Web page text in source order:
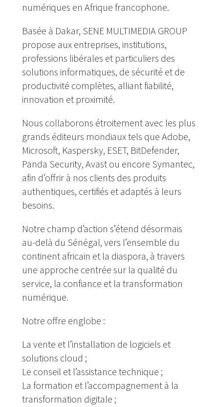
numériques en Afrique francophone.
Basée à Dakar, SENE MULTIMEDIA GROUP
propose aux entreprises, institutions,
professions libérales et particuliers des
solutions informatiques, de sécurité et de
productivité complètes, alliant fiabilité,
innovation et proximité.
Nous collaborons étroitement avec les plus
grands éditeurs mondiaux tels que Adobe,
Microsoft, Kaspersky, ESET, BitDefender,
Panda Security, Avast ou encore Symantec,
afin d’offrir à nos clients des produits
authentiques, certifiés et adaptés à leurs
besoins.
Notre champ d’action s’étend désormais
au-delà du Sénégal, vers l’ensemble du
continent africain et la diaspora, à travers
une approche centrée sur la qualité du
service, la confiance et la transformation
numérique.
Notre offre englobe :
La vente et l’installation de logiciels et
solutions cloud ;
Le conseil et l’assistance technique ;
La formation et l’accompagnement à la
transformation digitale ;